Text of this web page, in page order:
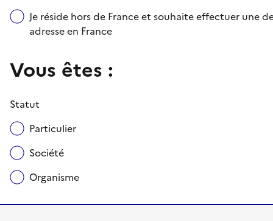
Je réside hors de France et souhaite effectuer une
adresse en France
Vous êtes :
Statut
Particulier
Société
Organisme